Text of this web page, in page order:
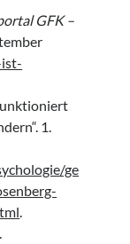
GFK –
1.
ge